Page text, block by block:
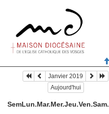
Janvier 2019
Aujourd'hui
SemLun.Mar.Mer.Jeu.Ven.Sam.